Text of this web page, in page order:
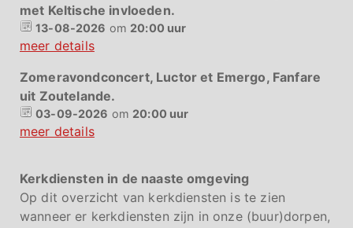
met Keltische invloeden.
13-08-2026 om 20:00 uur
meer details
Zomeravondconcert, Luctor et Emergo, Fanfare
uit Zoutelande.
03-09-2026 om 20:00 uur
meer details
Kerkdiensten in de naaste omgeving
Op dit overzicht van kerkdiensten is te zien
wanneer er kerkdiensten zijn in onze (buur)dorpen,